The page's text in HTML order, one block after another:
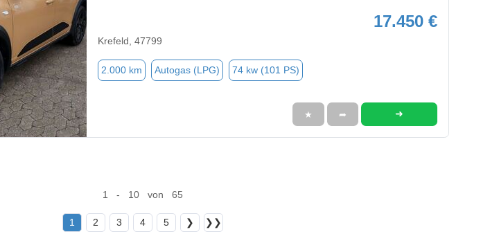
17.450 €
Krefeld, 47799
2.000 km Autogas (LPG) 74 kw (101 PS)
★ ➦ ➜
1 - 10 von 65
1 2 3 4 5 ❯ ❯❯